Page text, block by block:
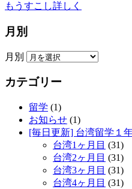
もうすこし詳しく
月別
月別
カテゴリー
留学 (1)
お知らせ (1)
[毎日更新] 台湾留学１
台湾1ヶ月目 (31)
台湾2ヶ月目 (31)
台湾3ヶ月目 (31)
台湾4ヶ月目 (31)